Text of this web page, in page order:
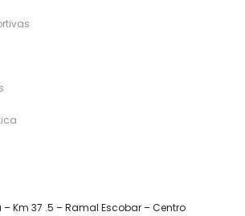
Km 37 .5 – Ramal Escobar – Centro